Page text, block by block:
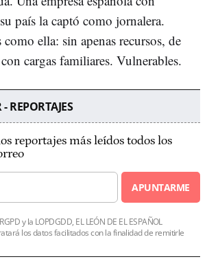
país la captó como jornalera.
ella: sin apenas recursos, de
cargas familiares. Vulnerables.
REPORTAJES
reportajes más leídos todos los
APUNTARME
y la LOPDGDD, EL LEÓN DE EL ESPAÑOL
los datos facilitados con la finalidad de remitirle